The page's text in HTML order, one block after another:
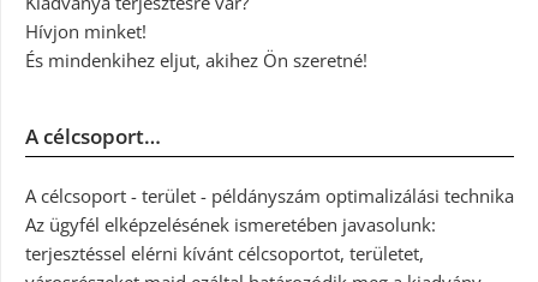
Hívjon minket!
És mindenkihez eljut, akihez Ön szeretné!
A célcsoport…
A célcsoport - terület - példányszám optimalizálási technika
Az ügyfél elképzelésének ismeretében javasolunk:
terjesztéssel elérni kívánt célcsoportot, területet,